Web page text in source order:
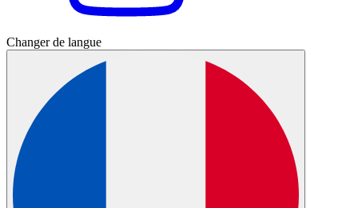
Changer de langue